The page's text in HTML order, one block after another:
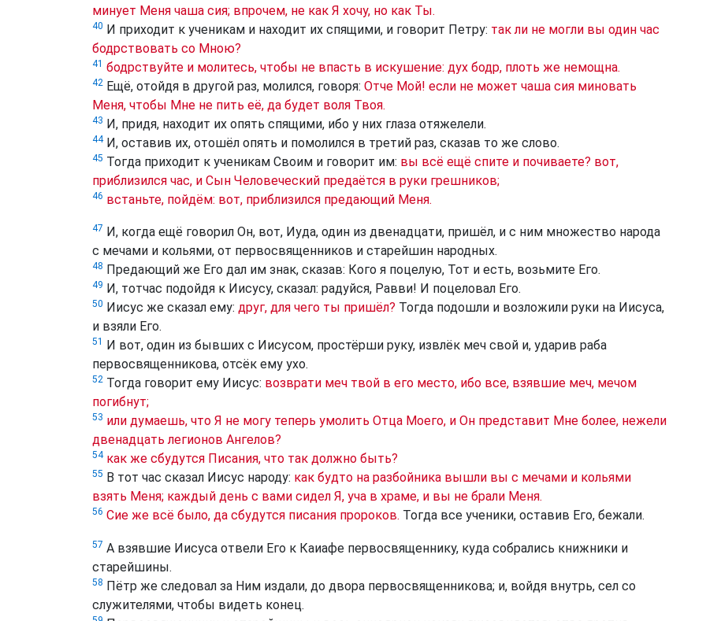
минует Меня чаша сия; впрочем, не как Я хочу, но как Ты.
40 И приходит к ученикам и находит их спящими, и говорит Петру: так ли не могли вы один час
бодрствовать со Мною?
41 бодрствуйте и молитесь, чтобы не впасть в искушение: дух бодр, плоть же немощна.
42 Ещё, отойдя в другой раз, молился, говоря: Отче Мой! если не может чаша сия миновать
Меня, чтобы Мне не пить её, да будет воля Твоя.
43 И, придя, находит их опять спящими, ибо у них глаза отяжелели.
44И, оставив их, отошёл опять и помолился в третий раз, сказав то же слово.
45 Тогда приходит к ученикам Своим и говорит им: вы всё ещё спите и почиваете? вот,
приблизился час, и Сын Человеческий предаётся в руки грешников;
46 встаньте, пойдём: вот, приблизился предающий Меня.
47 И, когда ещё говорил Он, вот, Иуда, один из двенадцати, пришёл, и с ним множество народа
с мечами и кольями, от первосвященников и старейшин народных.
48 Предающий же Его дал им знак, сказав: Кого я поцелую, Тот и есть, возьмите Его.
49 И, тотчас подойдя к Иисусу, сказал: радуйся, Равви! И поцеловал Его.
50 Иисус же сказал ему: друг, для чего ты пришёл? Тогда подошли и возложили руки на Иисуса,
и взяли Его.
51
И вот, один из бывших с Иисусом, простёрши руку, извлёк меч свой и, ударив раба
первосвященникова, отсёк ему ухо.
52 Тогда говорит ему Иисус: возврати меч твой в его место, ибо все, взявшие меч, мечом
погибнут;
53 или думаешь, что Я не могу теперь умолить Отца Моего, и Он представит Мне более, нежели
двенадцать легионов Ангелов?
54 как же сбудутся Писания, что так должно быть?
55 В тот час сказал Иисус народу: как будто на разбойника вышли вы с мечами и кольями
взять Меня; каждый день с вами сидел Я, уча в храме, и вы не брали Меня.
56 Сие же всё было, да сбудутся писания пророков. Тогда все ученики, оставив Его, бежали.
57 А взявшие Иисуса отвели Его к Каиафе первосвященнику, куда собрались книжники и
старейшины.
58 Пётр же следовал за Ним издали, до двора первосвященникова; и, войдя внутрь, сел со
служителями, чтобы видеть конец.